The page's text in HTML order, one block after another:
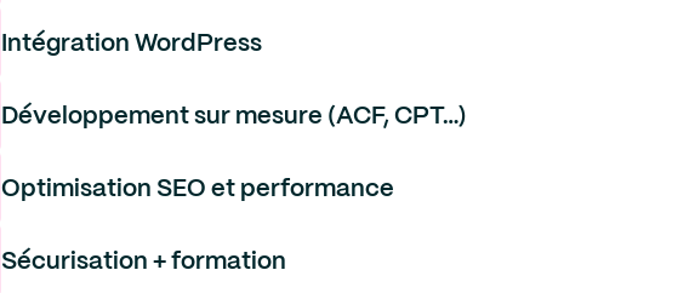
Intégration WordPress
Développement sur mesure (ACF, CPT…)
Optimisation SEO et performance
Sécurisation + formation